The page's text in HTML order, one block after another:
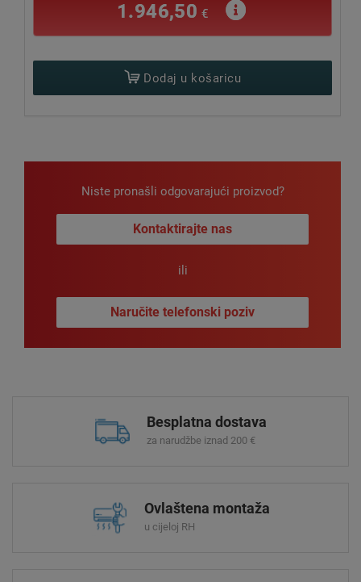
Dodaj u košaricu
Niste pronašli odgovarajući proizvod?
Kontaktirajte nas
ili
Naručite telefonski poziv
Besplatna dostava
za narudžbe iznad 200 €
Ovlaštena montaža
u cijeloj RH